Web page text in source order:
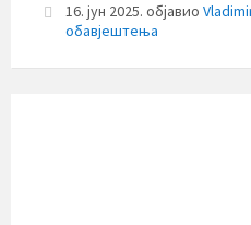
16. јун 2025. објавио
обавјештења